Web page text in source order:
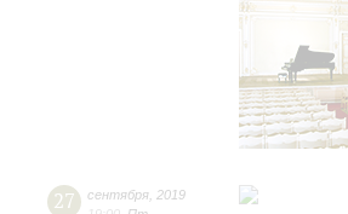
27 сентября 2019